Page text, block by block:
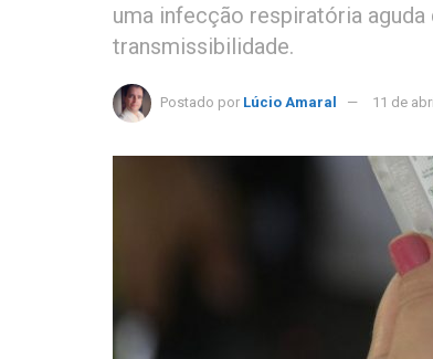
uma infecção respiratória
transmissibilidade.
Postado por Lúcio Amaral 11 de